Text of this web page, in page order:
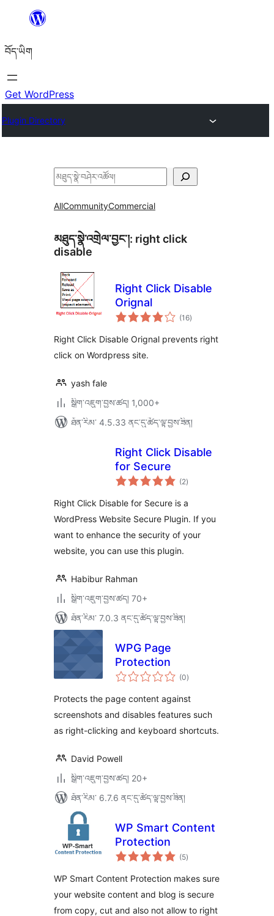
content
བོད་ཡིག
Get WordPress
Plugin Directory
བཤེར་
AllCommunityCommercial
མཐུད་སྣེ་འགྲེལ་བྱང་།: right click
disable
Right Click Disable
Orignal
(16གདེང་
འཇོག་
ཚང་།
)
Right Click Disable Orignal prevents right
click on Wordpress site.
yash fale
སྒྲིག་འཇུག་བྱས་ཚད། 1,000+
ཐོན་རིམ་ 4.5.33 ནང་དུ་ཚོད་ལྟ་བྱས་ཟིན།
Right Click Disable
for Secure
(2གདེང་
འཇོག་
ཚང་།
)
Right Click Disable for Secure is a
WordPress Website Secure Plugin. If you
want to enhance the security of your
website, you can use this plugin.
Habibur Rahman
སྒྲིག་འཇུག་བྱས་ཚད། 70+
ཐོན་རིམ་ 7.0.3 ནང་དུ་ཚོད་ལྟ་བྱས་ཟིན།
WPG Page
Protection
(0གདེང་
འཇོག་
ཚང་།
)
Protects the page content against
screenshots and disables features such
as right-clicking and keyboard shortcuts.
David Powell
སྒྲིག་འཇུག་བྱས་ཚད། 20+
ཐོན་རིམ་ 6.7.6 ནང་དུ་ཚོད་ལྟ་བྱས་ཟིན།
WP Smart Content
Protection
(5གདེང་
འཇོག་
ཚང་།
)
WP Smart Content Protection makes sure
your website content and blog is secure
from copy, cut and also not allow to right